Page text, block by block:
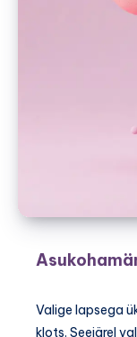
Valige lapsega
klots. Seejärel